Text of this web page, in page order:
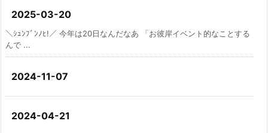
2025-03-20
＼ｼｭﾝﾌﾞﾝﾉﾋ!／ 今年は20日なんだなあ 「お彼岸イベント的なことする
んで ...
2024-11-07
2024-04-21